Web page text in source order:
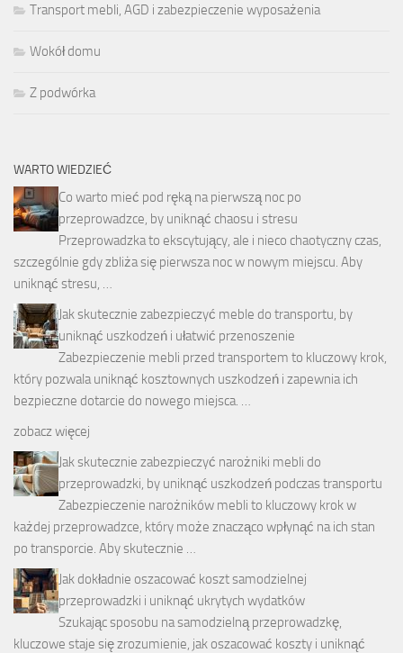
Transport mebli, AGD i zabezpieczenie wyposażenia
Wokół domu
Z podwórka
WARTO WIEDZIEĆ
Co warto mieć pod ręką na pierwszą noc po
przeprowadzce, by uniknąć chaosu i stresu
Przeprowadzka to ekscytujący, ale i nieco chaotyczny czas,
szczególnie gdy zbliża się pierwsza noc w nowym miejscu. Aby
uniknąć stresu, …
Jak skutecznie zabezpieczyć meble do transportu, by
uniknąć uszkodzeń i ułatwić przenoszenie
Zabezpieczenie mebli przed transportem to kluczowy krok,
który pozwala uniknąć kosztownych uszkodzeń i zapewnia ich
bezpieczne dotarcie do nowego miejsca. …
zobacz więcej
Jak skutecznie zabezpieczyć narożniki mebli do
przeprowadzki, by uniknąć uszkodzeń podczas transportu
Zabezpieczenie narożników mebli to kluczowy krok w
każdej przeprowadzce, który może znacząco wpłynąć na ich stan
po transporcie. Aby skutecznie …
Jak dokładnie oszacować koszt samodzielnej
przeprowadzki i uniknąć ukrytych wydatków
Szukając sposobu na samodzielną przeprowadzkę,
kluczowe staje się zrozumienie, jak oszacować koszty i uniknąć